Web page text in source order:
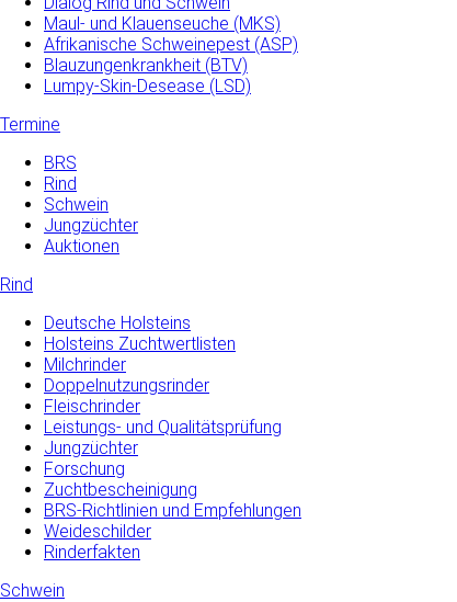
Maul- und­ Klauenseuche­ (MKS)
Afrikanische Schweinepest (ASP)
Blauzungenkrankheit (BTV)
Lumpy-Skin-Desease (LSD)
Termine
BRS
Rind
Schwein
Jungzüchter
Auktionen
Rind
Deutsche Holsteins
Holsteins Zuchtwertlisten
Milchrinder
Doppelnutzungsrinder
Fleischrinder
Leistungs- und Qualitätsprüfung
Jungzüchter
Forschung
Zuchtbescheinigung
BRS-Richtlinien und Empfehlungen
Weideschilder
Rinderfakten
Schwein